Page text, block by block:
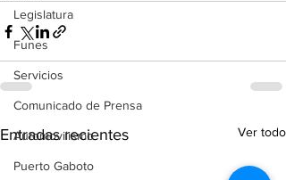
Legislatura
Funes
Servicios
Comunicado de Prensa
Automovilismo
Puerto Gaboto
Entradas recientes Ver todo